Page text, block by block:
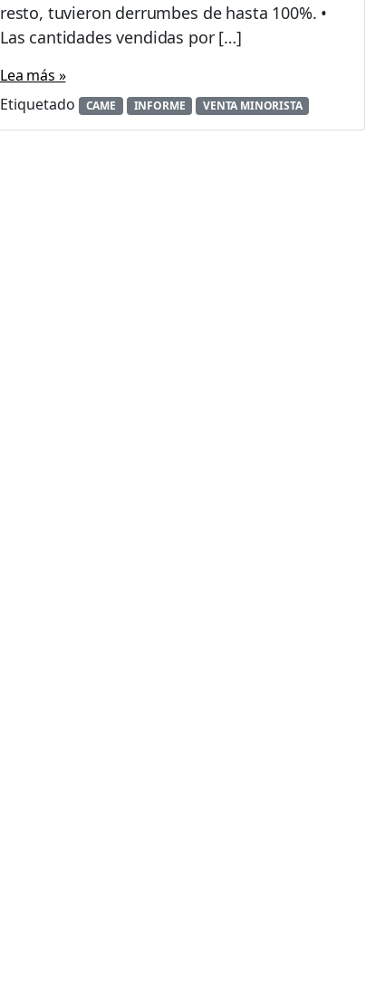
resto, tuvieron derrumbes de hasta 100%. •
Las cantidades vendidas por […]
Lea más »
Etiquetado
CAME INFORME VENTA MINORISTA